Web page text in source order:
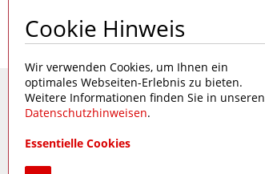
Seite 1 von 1
Cookie Hinweis
Wir verwenden Cookies, um Ihnen ein
optimales Webseiten-Erlebnis zu bieten.
Weitere Informationen finden Sie in unseren
Datenschutzhinweisen.
Essentielle Cookies